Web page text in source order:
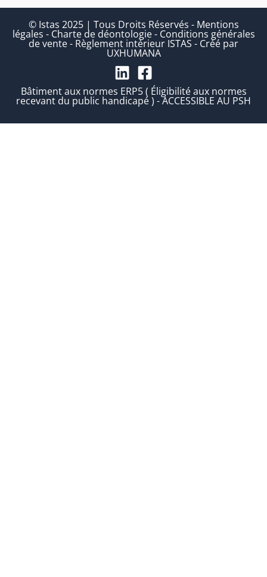
© Istas 2025 | Tous Droits Réservés - Mentions
légales - Charte de déontologie- Conditions générales
de vente- Règlement intérieur ISTAS - Créé par
UXHUMANA
Bâtiment aux normes ERP5 ( Éligibilité aux normes
recevant du public handicapé ) - ACCESSIBLE AU PSH